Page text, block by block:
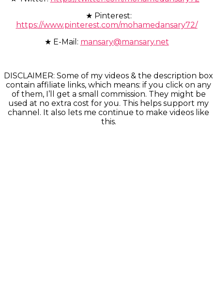
★ Pinterest:
https://www.pinterest.com/mohamedansary72/
★ E-Mail: mansary@mansary.net
DISCLAIMER: Some of my videos & the description box
contain affiliate links, which means: if you click on any
of them, I’ll get a small commission. They might be
used at no extra cost for you. This helps support my
channel. It also lets me continue to make videos like
this.